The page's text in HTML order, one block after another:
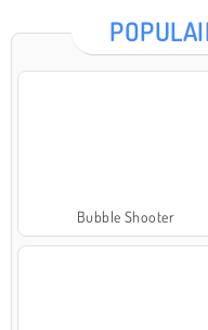
Bubble Shooter